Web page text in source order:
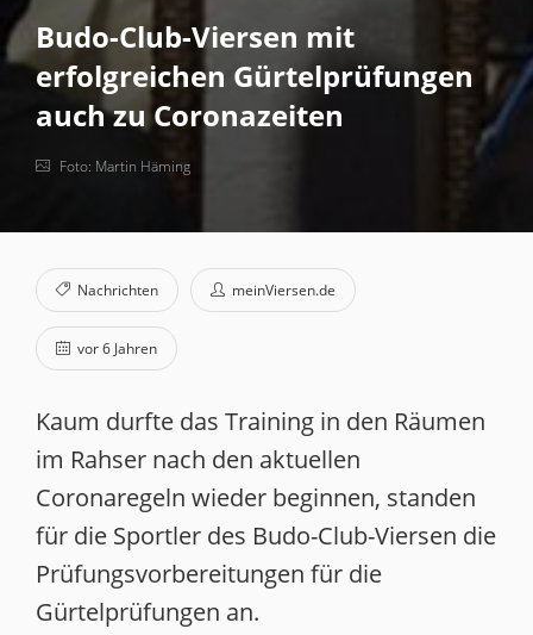
Budo-Club-Viersen mit
erfolgreichen Gürtelprüfungen
auch zu Coronazeiten
Foto: Martin Häming
Nachrichten meinViersen.de
vor 6 Jahren
Kaum durfte das Training in den Räumen
im Rahser nach den aktuellen
Coronaregeln wieder beginnen, standen
für die Sportler des Budo-Club-Viersen die
Prüfungsvorbereitungen für die
Gürtelprüfungen an.